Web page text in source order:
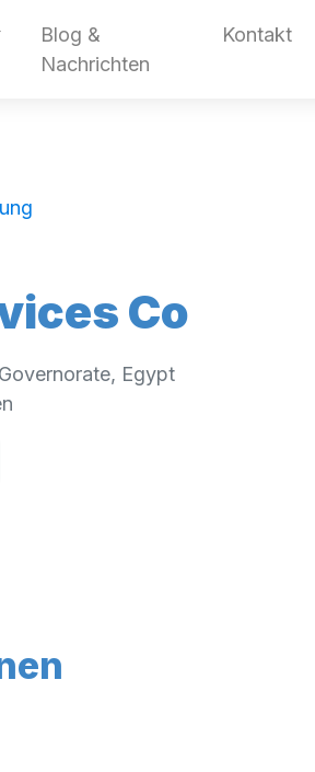
Blog &
Nachrichten
Kontakt
Co
Egypt